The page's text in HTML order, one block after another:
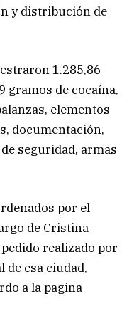
y distribución de
1.285,86
gramos de cocaína,
elementos
documentación,
seguridad, armas
por el
de Cristina
realizado por
de esa ciudad,
a la pagina